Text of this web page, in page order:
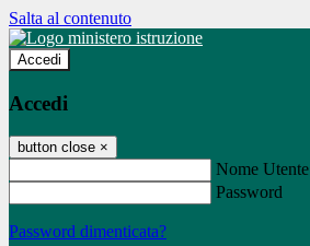
Salta al contenuto
Accedi
Accedi
button close ×
Nome Utente
Password
Password dimenticata?